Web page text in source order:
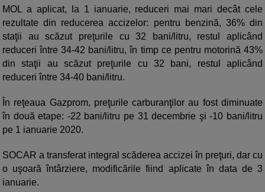
MOL a aplicat, la 1 ianuarie, reduceri mai mari decât cele
rezultate din reducerea accizelor: pentru benzină, 36% din
staţii au scăzut preţurile cu 32 bani/litru, restul aplicând
reduceri între 34-42 bani/litru, în timp ce pentru motorină 43%
din staţii au scăzut preţurile cu 32 bani, restul aplicând
reduceri între 34-40 bani/litru.
În reţeaua Gazprom, preţurile carburanţilor au fost diminuate
în două etape: -22 bani/litru pe 31 decembrie şi -10 bani/litru
pe 1 ianuarie 2020.
SOCAR a transferat integral scăderea accizei în preţuri, dar cu
o uşoară întârziere, modificările fiind aplicate în data de 3
ianuarie.